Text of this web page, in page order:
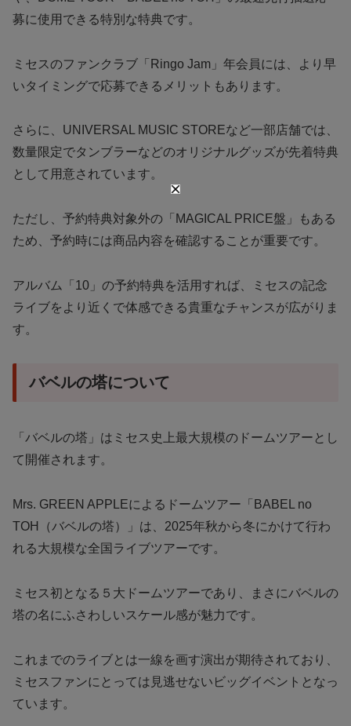
募に使用できる特別な特典です。
ミセスのファンクラブ「Ringo Jam」年会員には、より早
いタイミングで応募できるメリットもあります。
さらに、UNIVERSAL MUSIC STOREなど一部店舗では、
数量限定でタンブラーなどのオリジナルグッズが先着特典
として用意されています。
ただし、予約特典対象外の「MAGICAL PRICE盤」もある
ため、予約時には商品内容を確認することが重要です。
アルバム「10」の予約特典を活用すれば、ミセスの記念
ライブをより近くで体感できる貴重なチャンスが広がりま
す。
バベルの塔について
「バベルの塔」はミセス史上最大規模のドームツアーとし
て開催されます。
Mrs. GREEN APPLEによるドームツアー「BABEL no
TOH（バベルの塔）」は、2025年秋から冬にかけて行わ
れる大規模な全国ライブツアーです。
ミセス初となる５大ドームツアーであり、まさにバベルの
塔の名にふさわしいスケール感が魅力です。
これまでのライブとは一線を画す演出が期待されており、
ミセスファンにとっては見逃せないビッグイベントとなっ
ています。